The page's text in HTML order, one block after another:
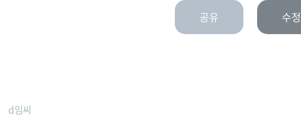
공유 수정
d임씨